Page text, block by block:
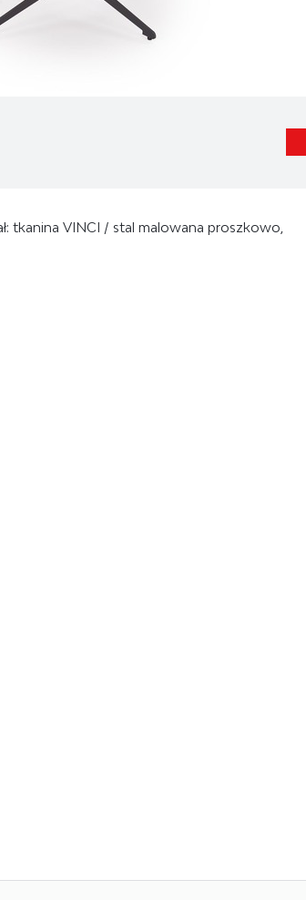
tkanina VINCI / stal malowana proszkowo,